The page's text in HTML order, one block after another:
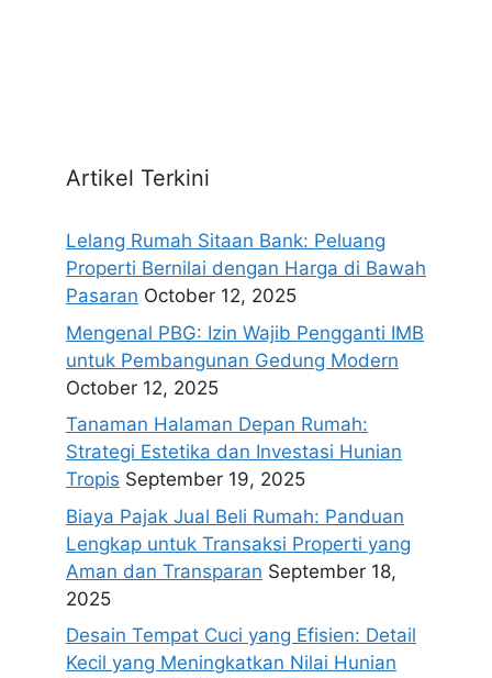
Artikel Terkini
Lelang Rumah Sitaan Bank: Peluang
Properti Bernilai dengan Harga di Bawah
Pasaran October 12, 2025
Mengenal PBG: Izin Wajib Pengganti IMB
untuk Pembangunan Gedung Modern
October 12, 2025
Tanaman Halaman Depan Rumah:
Strategi Estetika dan Investasi Hunian
Tropis September 19, 2025
Biaya Pajak Jual Beli Rumah: Panduan
Lengkap untuk Transaksi Properti yang
Aman dan Transparan September 18,
2025
Desain Tempat Cuci yang Efisien: Detail
Kecil yang Meningkatkan Nilai Hunian